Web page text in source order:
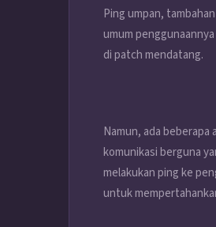
Ping umpan,
umum
di patch mendatang.
Namun, ada
komunikasi berguna
melakukan ping ke
untuk